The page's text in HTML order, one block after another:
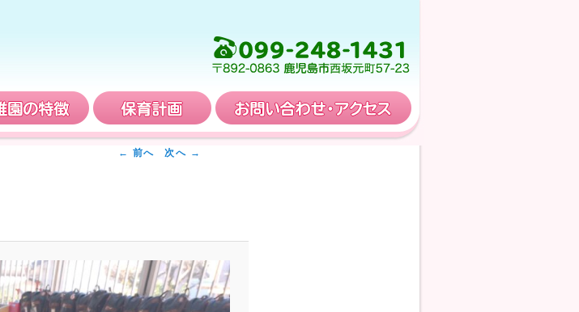
さかもと幼稚園の特徴 保育計画
← 前へ 次へ →